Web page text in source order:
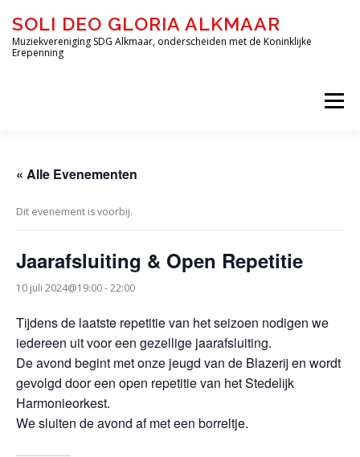
naar
inhoud
SOLI DEO GLORIA ALKMAAR
Muziekvereniging SDG Alkmaar, onderscheiden met de Koninklijke
Erepenning
Menu
JEUGD-OPLEIDING DE BLAZERIJ
INSCHRIJVEN – DE BLAZERIJ
FORMULIEREN CONTACT
« Alle Evenementen
Dit evenement is voorbij.
Jaarafsluiting & Open Repetitie
10 juli 2024@19:00-22:00
Tijdens de laatste repetitie van het seizoen nodigen we
iedereen uit voor een gezellige jaarafsluiting.
De avond begint met onze jeugd van de Blazerij en wordt
gevolgd door een open repetitie van het Stedelijk
Harmonieorkest.
We sluiten de avond af met een borreltje.